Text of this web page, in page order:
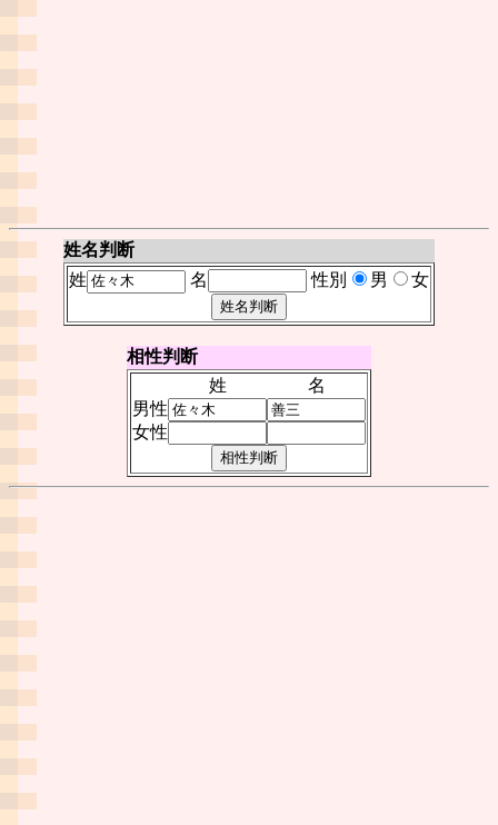
姓名判断
姓
名 性別 男 女
相性判断
姓
名
男性
女性